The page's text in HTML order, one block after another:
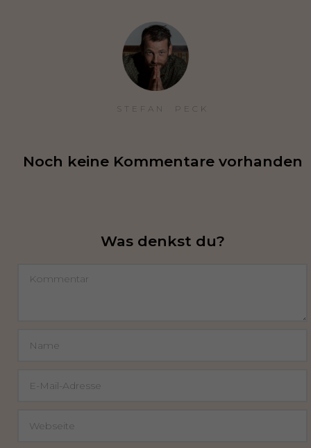
STEFAN  PECK
Noch keine Kommentare vorhanden
Was denkst du?